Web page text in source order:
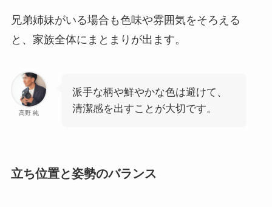
兄弟姉妹がいる場合も色味や雰囲気をそろえる
と、家族全体にまとまりが出ます。
高野 純
派手な柄や鮮やかな色は避けて、
清潔感を出すことが大切です。
立ち位置と姿勢のバランス